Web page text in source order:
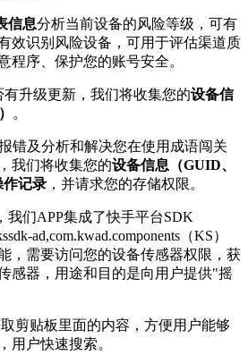
信息分析当前设备的风险等级，可有
效识别风险设备，可用于评估渠道质
程序、保护您的账号安全。
升级更新，我们将收集您的设备信
。
错及分析和解决您在使用成语闯关
我们将收集您的设备信息（GUID、
记录 ，并请求您的存储权限。
我们APP集成了快手平台SDK
ad,com.kwad.components（KS）
，需要访问您的设备传感器权限，获
感器，用途和目的是向用户提供"摇
剪贴板里面的内容，方便用户能够
用户快速搜索。